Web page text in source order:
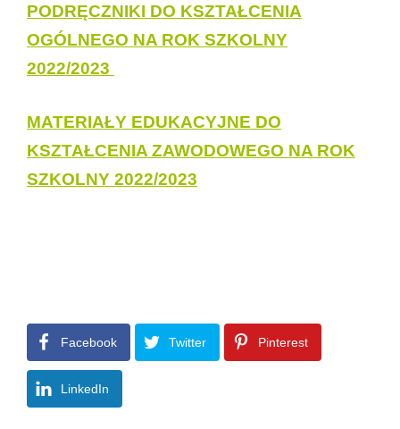
PODRĘCZNIKI DO KSZTAŁCENIA
OGÓLNEGO NA ROK SZKOLNY
2022/2023
MATERIAŁY EDUKACYJNE DO
KSZTAŁCENIA ZAWODOWEGO NA ROK
SZKOLNY 2022/2023
Facebook Twitter Pinterest
LinkedIn